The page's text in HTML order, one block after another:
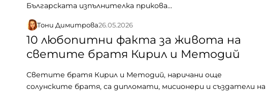
Българската изпълнителка прикова…
Тони Димитрова26.05.2026
10 любопитни факта за живота на
светите братя Кирил и Методий
Светите братя Кирил и Методий, наричани още
солунските братя, са дипломати, мисионери и създатели на